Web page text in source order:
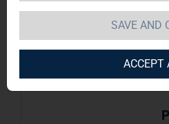
DGAP-News:
Schlagwort(e):
Für den Inhalt der
/
SAVE AND
ACCEPT